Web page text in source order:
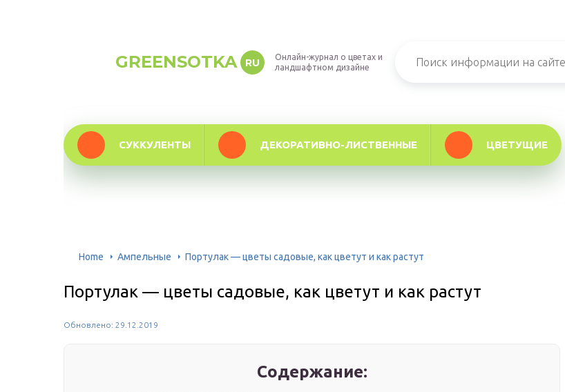
GREENSOTKA RU
Онлайн-журнал о цветах и
ландшафтном дизайне
СУККУЛЕНТЫ ДЕКОРАТИВНО-ЛИСТВЕННЫЕ ЦВЕТУЩИЕ
Home Ампельные Портулак — цветы садовые, как цветут и как растут
Портулак — цветы садовые, как цветут и как растут
Обновлено: 29.12.2019
Содержание: